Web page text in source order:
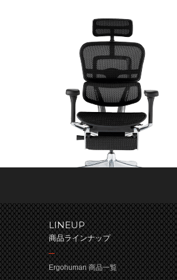
LINEUP
商品ラインナップ
Ergohuman 商品一覧